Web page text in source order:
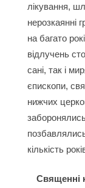
лікування,
нерозкаянні
на багато
відлучень
сані, так і
єпископи,
нижчих
кількість
Священні